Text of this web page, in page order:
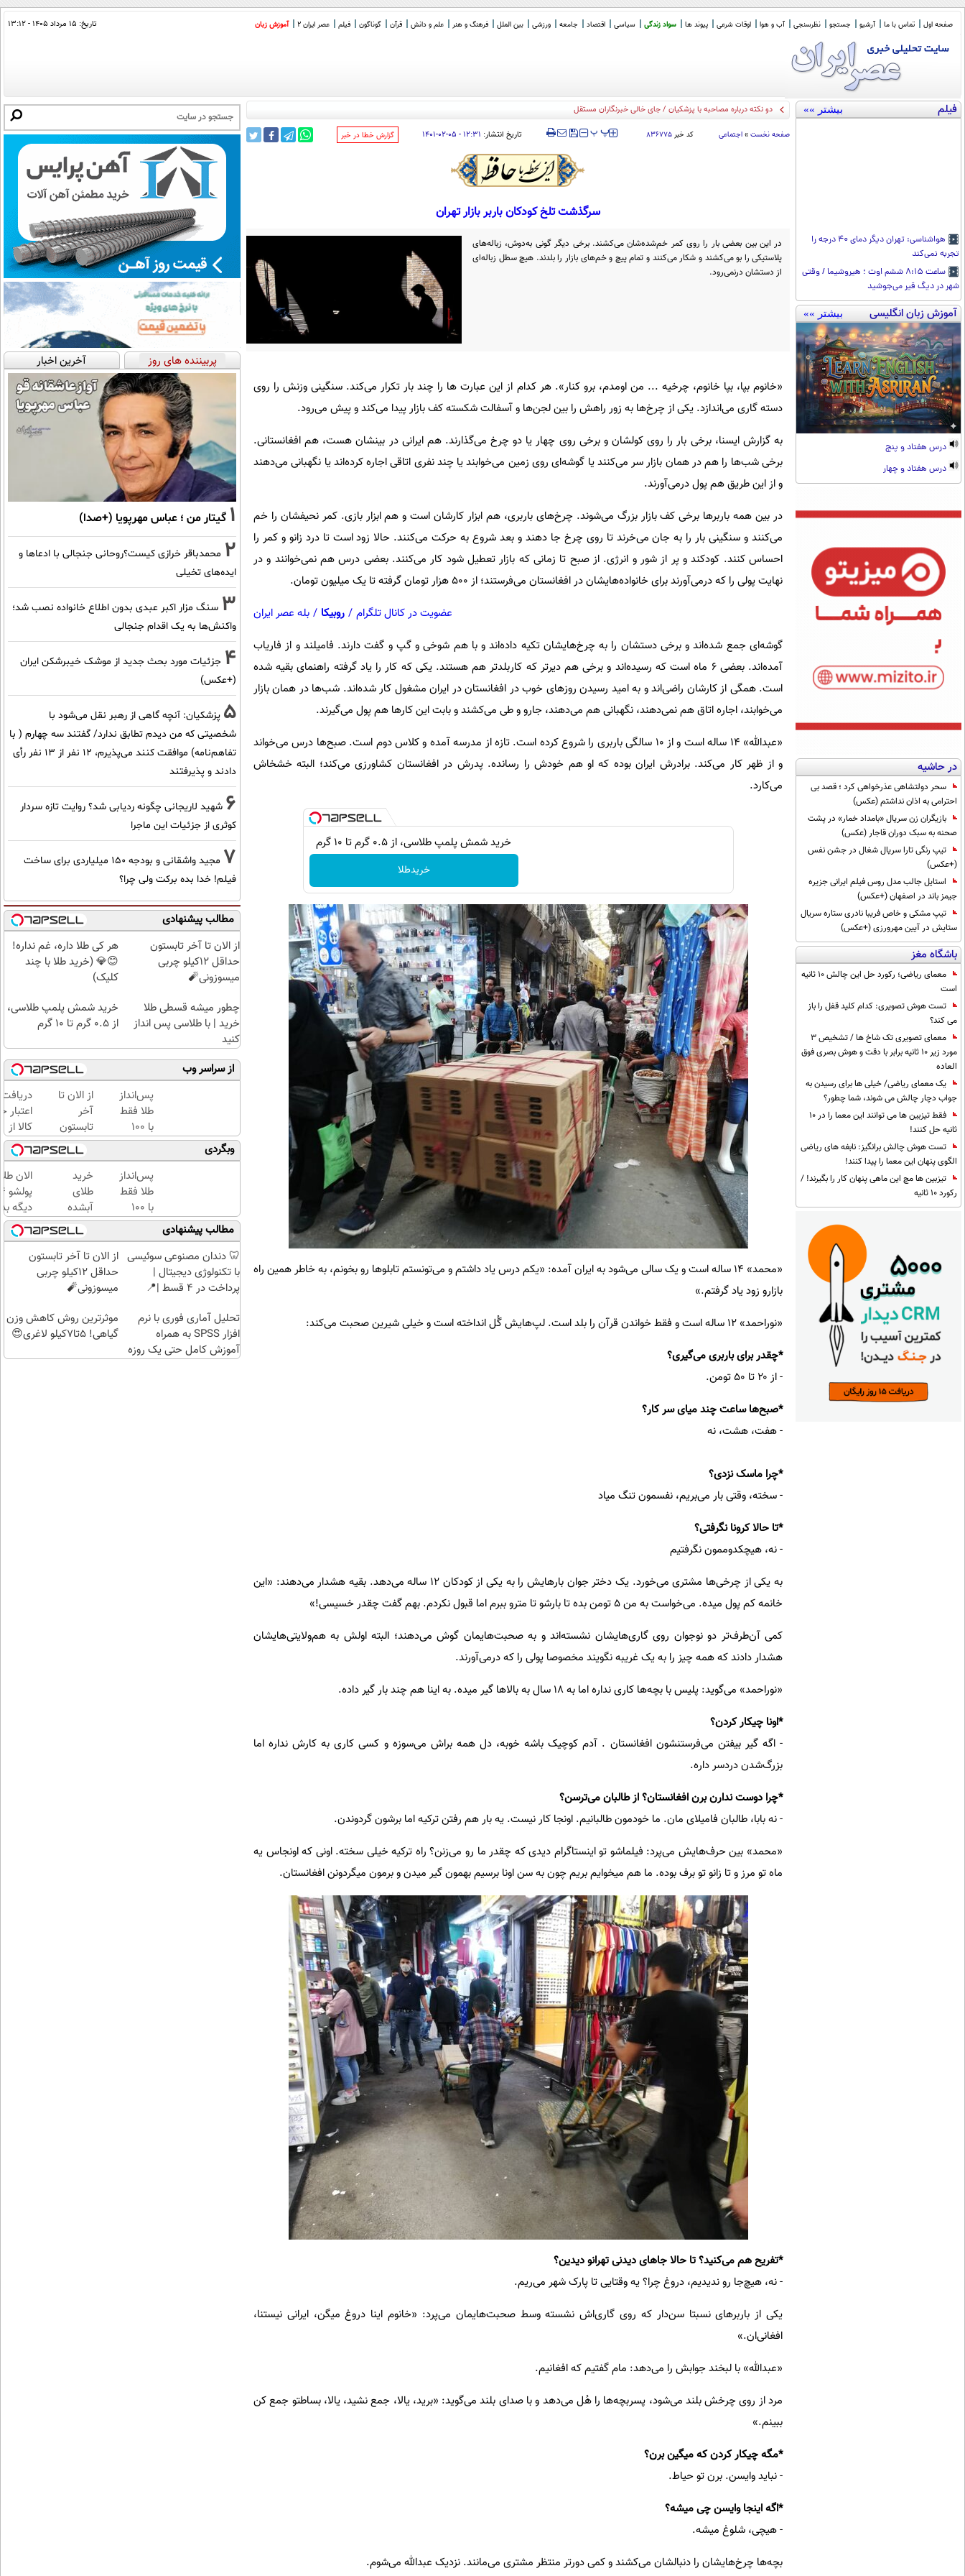
صفحه اول تماس با ما آرشیو جستجو نظرسنجی آب و هوا اوقات شرعی پیوند ها سواد زندگی سیاسی اقتصاد جامعه ورزشی بین الملل فرهنگ و هنر علم و دانش قرآن گوناگون فیلم عصر ایران 2 آموزش زبان تاریخ: ۱۵ مرداد ۱۴۰۵ - ۱۳:۱۲
فیلم بیشتر »»
هواشناسی: تهران دیگر دمای ۴۰ درجه را
تجربه نمی‌کند
ساعت ۸:۱۵ ششم اوت ؛ هیروشیما / وقتی
شهر در دیگ قیر می‌جوشید
آموزش زبان انگلیسی بیشتر »»
درس هفتاد و پنج
درس هفتاد و چهار
در حاشیه
سحر دولتشاهی عذرخواهی کرد ؛ قصد بی
احترامی به اذان نداشتم (عکس)
بازیگران زن سریال «بامداد خمار» در پشت
صحنه به سبک دوران قاجار (عکس)
تیپ رنگی تارا سریال شغال در جشن نفس
(+عکس)
استایل جالب مدل روس فیلم ایرانی جزیره
جیمز باند در اصفهان (+عکس)
تیپ مشکی و خاص فریبا نادری ستاره سریال
ستایش در آیین مهرورزی (+عکس)
باشگاه مغز
معمای ریاضی؛ رکورد حل این چالش 10 ثانیه
است
تست هوش تصویری: کدام کلید قفل را باز
می کند؟
معمای تصویری تک شاخ ها / تشخیص 3
مورد زیر 10 ثانیه برابر با دقت و هوش بصری فوق
العاده
یک معمای ریاضی/ خیلی ها برای رسیدن به
جواب دچار چالش می شوند، شما چطور؟
فقط تیزبین ها می توانند این معما را در 10
ثانیه حل کنند!
تست هوش چالش برانگیز: نابغه های ریاضی
الگوی پنهان این معما را پیدا کنند!
تیزبین ها مچ این ماهی پنهان کار را بگیرند! /
رکورد 10 ثانیه
ک_
صفحه نخست » اجتماعی کد خبر ۸۳۶۷۷۵ ‍‍‍ پپ تاریخ انتشار: ۱۲:۳۱ - ۰۵-۰۲-۱۴۰۱ ‌گزارش خطا در خبر
سرگذشت تلخ کودکان باربر بازار تهران
در این بین بعضی بار را روی کمر خم‌شده‌شان می‌کشند. برخی دیگر گونی به‌دوش، زباله‌های
پلاستیکی را بو می‌کشند و شکار می‌کنند و تمام پیچ و خم‌های بازار را بلدند. هیچ سطل زباله‌ای
از دستشان درنمی‌رود.
«خانوم بپا، بپا خانوم، چرخیه ... من اومدم، برو کنار». هر کدام از این عبارت ها را چند بار تکرار می‌کند. سنگینی وزنش را روی
دسته گاری می‌اندازد. یکی از چرخ‌ها به زور راهش را بین لجن‌ها و آسفالت شکسته کف بازار پیدا می‌کند و پیش می‌رود.
به گزارش ایسنا، برخی بار را روی کولشان و برخی روی چهار یا دو چرخ می‌گذارند. هم ایرانی در بینشان هست، هم افغانستانی.
برخی شب‌ها را هم در همان بازار سر می‌کنند یا گوشه‌ای روی زمین می‌خوابند یا چند نفری اتاقی اجاره کرده‌اند یا نگهبانی می‌دهند
و از این طریق هم پول درمی‌آورند.
در بین همه باربرها برخی کف بازار بزرگ می‌شوند. چرخ‌های باربری، هم ابزار کارشان است و هم ابزار بازی. کمر نحیفشان را خم
می‌کنند و سنگینی بار را به جان می‌خرند تا روی چرخ جا دهند و بعد شروع به حرکت می‌کنند. حالا زود است تا درد زانو و کمر را
احساس کنند. کودکند و پر از شور و انرژی. از صبح تا زمانی که بازار تعطیل شود کار می‌کنند. بعضی درس هم نمی‌خوانند و در
نهایت پولی را که درمی‌آورند برای خانواده‌هایشان در افغانستان می‌فرستند؛ از ۵۰۰ هزار تومان گرفته تا یک میلیون تومان.
عضویت در کانال تلگرام / روبیکا / بله عصر ایران
گوشه‌ای جمع شده‌اند و برخی دستشان را به چرخ‌هایشان تکیه داده‌اند و با هم شوخی و گپ و گفت دارند. فامیلند و از فاریاب
آمده‌اند. بعضی ۶ ماه است که رسیده‌اند و برخی هم دیرتر که کاربلدتر هم هستند. یکی که کار را یاد گرفته راهنمای بقیه شده
است. همگی از کارشان راضی‌اند و به امید رسیدن روزهای خوب در افغانستان در ایران مشغول کار شده‌اند. شب‌ها در همان بازار
می‌خوابند، اجاره اتاق هم نمی‌دهند، نگهبانی هم می‌دهند، جارو و طی می‌کشند و بابت این کارها هم پول می‌گیرند.
«عبدالله» ۱۴ ساله است و از ۱۰ سالگی باربری را شروع کرده است. تازه از مدرسه آمده و کلاس دوم است. صبح‌ها درس می‌خواند
و از ظهر کار می‌کند. برادرش ایران بوده که او هم خودش را رسانده. پدرش در افغانستان کشاورزی می‌کند؛ البته خشخاش
می‌کارد.
خرید شمش پلمپ طلاسی، از ۰.۵ گرم تا ۱۰ گرم
خریدطلا
«محمد» ۱۴ ساله است و یک سالی می‌شود به ایران آمده: «یکم درس یاد داشتم و می‌تونستم تابلوها رو بخونم، به خاطر همین راه
بازارو زود یاد گرفتم.»
«نوراحمد» ۱۲ ساله است و فقط خواندن قرآن را بلد است. لپ‌هایش گُل انداخته است و خیلی شیرین صحبت می‌کند:
*چقدر برای باربری می‌گیری؟
- از ۲۰ تا ۵۰ تومن.
*صبح‌ها ساعت چند میای سر کار؟
- هفت، هشت، نه
*چرا ماسک نزدی؟
- سخته، وقتی بار می‌بریم، نفسمون تنگ میاد
*تا حالا کرونا نگرفتی؟
- نه، هیچکدوممون نگرفتیم
به یکی از چرخی‌ها مشتری می‌خورد. یک دختر جوان بارهایش را به یکی از کودکان ۱۲ ساله می‌دهد. بقیه هشدار می‌دهند: «این
خانمه کم پول میده. می‌خواست به من ۵ تومن بده تا بارشو تا مترو ببرم اما قبول نکردم. بهم گفت چقدر خسیسی!»
کمی آن‌طرف‌تر دو نوجوان روی گاری‌هایشان نشسته‌اند و به صحبت‌هایمان گوش می‌دهند؛ البته اولش به هم‌ولایتی‌هایشان
هشدار دادند که همه چیز را به یک غریبه نگویند مخصوصا پولی را که درمی‌آورند.
«نوراحمد» می‌گوید: پلیس با بچه‌ها کاری نداره اما به ۱۸ سال به بالاها گیر میده. به اینا هم چند بار گیر داده.
*اونا چیکار کردن؟
- اگه گیر بیفتن می‌فرستنشون افغانستان . آدم کوچیک باشه خوبه، دل همه براش می‌سوزه و کسی کاری به کارش نداره اما
بزرگ‌شدن دردسر داره.
*چرا دوست ندارن برن افغانستان؟ از طالبان می‌ترسن؟
- نه بابا، طالبان فامیلای مان. ما خودمون طالبانیم. اونجا کار نیست. یه بار هم رفتن ترکیه اما برشون گردوندن.
«محمد» بین حرف‌هایش می‌پرد: فیلماشو تو اینستاگرام دیدی که چقدر ما رو می‌زنن؟ راه ترکیه خیلی سخته. اونی که اونجاس یه
ماه تو مرز و تا زانو تو برف بوده. ما هم میخوایم بریم چون به سن اونا برسیم بهمون گیر میدن و برمون میگردونن افغانستان.
*تفریح هم می‌کنید؟ تا حالا جاهای دیدنی تهرانو دیدین؟
- نه، هیچ‌جا رو ندیدیم، دروغ چرا؟ یه وقتایی تا پارک شهر می‌ریم.
یکی از باربرهای نسبتا سن‌دار که روی گاری‌اش نشسته وسط صحبت‌هایمان می‌پرد: «خانوم اینا دروغ میگن، ایرانی نیستنا،
افغانی‌ان.»
«عبدالله» با لبخند جوابش را می‌دهد: مام گفتیم که افغانیم.
مرد از روی چرخش بلند می‌شود، پسربچه‌ها را هُل می‌دهد و با صدای بلند می‌گوید: «برید، یالا، جمع نشید، یالا، بساطتو جمع کن
ببینم.»
*مگه چیکار کردن که میگین برن؟
- نباید وایسن. برن تو حیاط.
*اگه اینجا وایسن چی میشه؟
- هیچی، شلوغ میشه.
بچه‌ها چرخ‌هایشان را دنبالشان می‌کشند و کمی دورتر منتظر مشتری می‌مانند. نزدیک عبدالله می‌شوم.
پربیننده های روز آخرین اخبار
1 گیتار من ؛ عباس مهرپویا (+صدا)
2 محمدباقر خرازی کیست؟روحانی جنجالی با ادعاها و
ایده‌های تخیلی
3 سنگ مزار اکبر عبدی بدون اطلاع خانواده نصب شد؛
واکنش‌ها به یک اقدام جنجالی
4 جزئیات مورد بحث جدید از موشک خیبرشکن ایران
(+عکس)
5 پزشکیان‌: آنچه گاهی از رهبر نقل می‌شود با
شخصیتی که من دیدم تطابق ندارد/ گفتند سه چهارم ( با
تفاهم‌نامه) موافقت کنند می‌پذیرم، 12 نفر از 13 نفر رأی
دادند و پذیرفتند
6 شهید لاریجانی چگونه ردیابی شد؟ روایت تازه سردار
کوثری از جزئیات این ماجرا
7
مجید واشقانی و بودجه 150 میلیاردی برای ساخت
فیلم! خدا بده برکت ولی چرا؟
مطالب پیشنهادی
از الان تا آخر تابستون
حداقل 12کیلو چربی
میسوزونی🧨
هر کی طلا داره، غم نداره!
😊💎 (خرید طلا با چند
کلیک)
چطور میشه قسطی طلا
خرید | با طلاسی پس انداز
کنید
خرید شمش پلمپ طلاسی،
از ۰.۵ گرم تا ۱۰ گرم
از سراسر وب
پس‌انداز
طلا فقط
با ۱۰۰
هزارتومان
(امن و
راحت)
از الان تا
آخر
تابستون
حداقل
12کیلو
چربی
میسوزونی
🧨
دریافت
اعتبار
کالا از
ضامن،
بهره)
وبگردی
پس‌انداز
طلا فقط
با ۱۰۰
هزارتومان
(امن و
راحت)
خرید
طلای
آبشده
حتی با
۱۰۰هزارتومان
الان
دیگه
طلا با
بی‌بهره
مطالب پیشنهادی
🦷 دندان مصنوعی سوئیسی
با تکنولوژی دیجیتال |
پرداخت در 4 قسط |📍
از الان تا آخر تابستون
حداقل 12کیلو چربی
میسوزونی🧨
تحلیل آماری فوری با نرم
افزار SPSS به همراه
آموزش کامل حتی یک روزه
موثرترین روش کاهش وزن
گیاهی! 5تا۷کیلو لاغری😍